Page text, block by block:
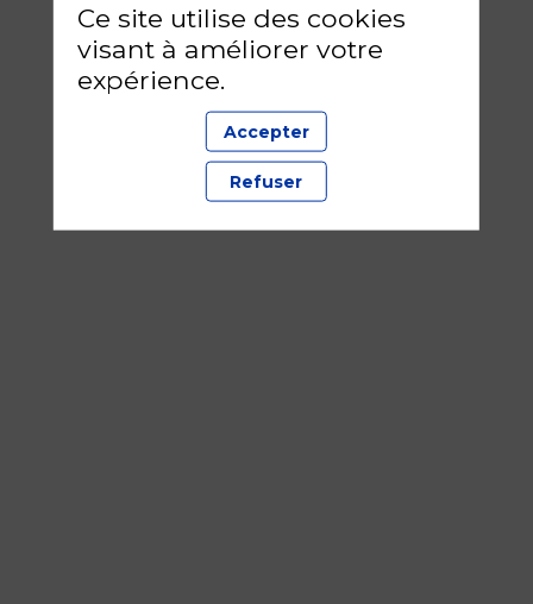
Ce site utilise des cookies
visant à améliorer votre
expérience.
Accepter
Refuser